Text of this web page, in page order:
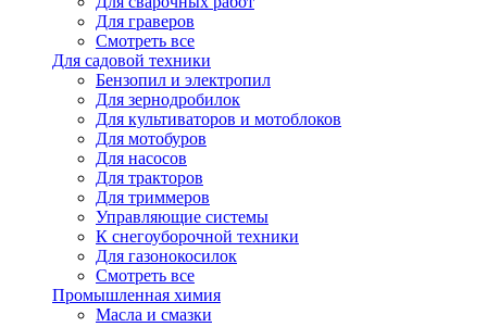
Для граверов
Смотреть все
Для садовой техники
Бензопил и электропил
Для зернодробилок
Для культиваторов и мотоблоков
Для мотобуров
Для насосов
Для тракторов
Для триммеров
Управляющие системы
К снегоуборочной техники
Для газонокосилок
Смотреть все
Промышленная химия
Масла и смазки